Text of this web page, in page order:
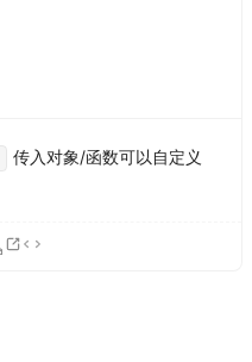
传入对象/函数可以自定义